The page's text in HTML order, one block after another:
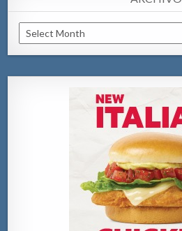
Archivo